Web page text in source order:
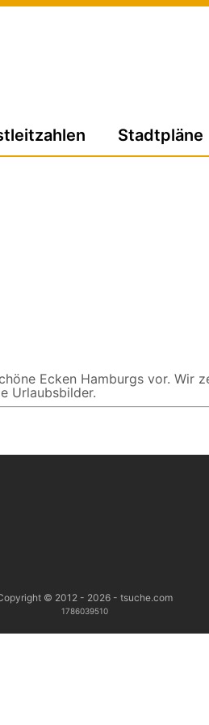
Stadtpläne
Ecken Hamburgs vor. Wir
Urlaubsbilder.
© 2012 - 2026 - tsuche.com
1786039510